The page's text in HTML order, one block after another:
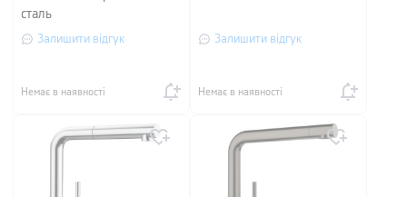
сталь
Залишити відгук
Немає в наявності
Залишити відгук
Немає в наявності